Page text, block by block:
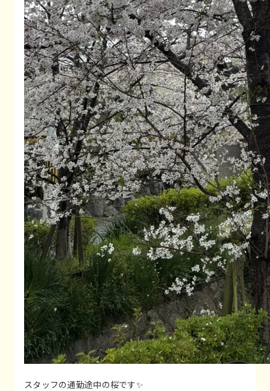
スタッフの通勤途中の桜です✨